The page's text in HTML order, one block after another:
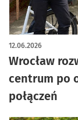
Wrocław
centrum po
połączeń
12.06.2026
artykuł z galerią